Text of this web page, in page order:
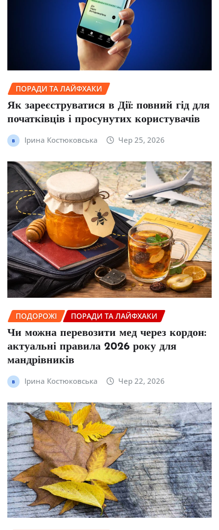
ПОРАДИ ТА ЛАЙФХАКИ
Як зареєструватися в Дії: повний гід для
початківців і просунутих користувачів
Ірина Костюковська Чер 25, 2026
ПОДОРОЖІ ПОРАДИ ТА ЛАЙФХАКИ
Чи можна перевозити мед через кордон:
актуальні правила 2026 року для
мандрівників
Ірина Костюковська Чер 22, 2026